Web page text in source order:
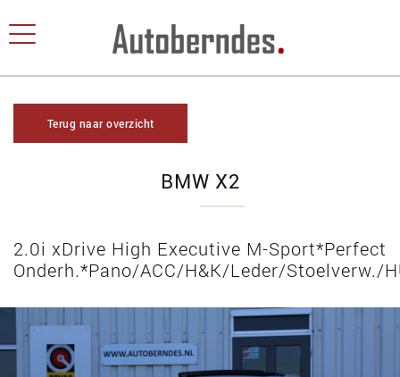
Terug naar overzicht
BMW X2
2.0i xDrive High Executive M-Sport*Perfect
Onderh.*Pano/ACC/H&K/Leder/